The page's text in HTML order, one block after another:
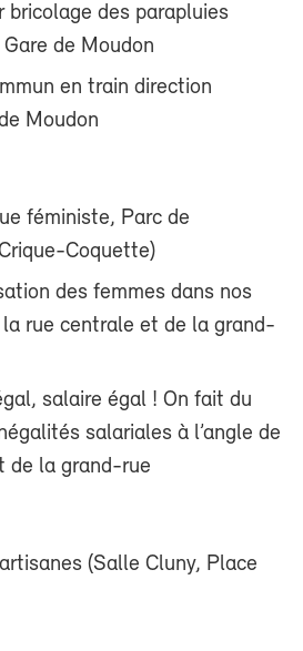
des parapluies
de Moudon
en train direction
Moudon
féministe, Parc de
Coquette)
des femmes dans nos
la rue centrale et de la grand-
salaire égal ! On fait du
salariales à l’angle de
de la grand-rue
(Salle Cluny, Place